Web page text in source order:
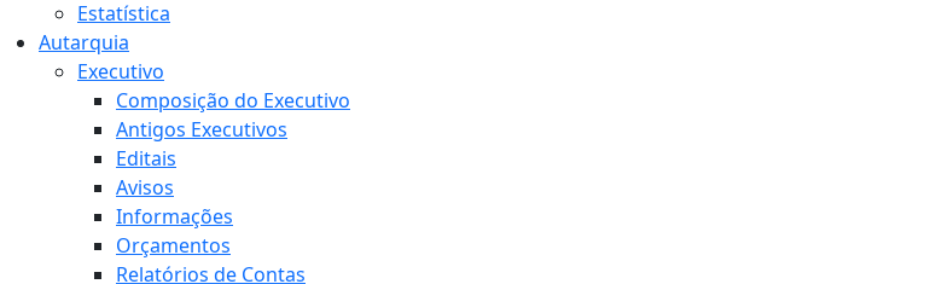
Estatística
Autarquia
Executivo
Composição do Executivo
Antigos Executivos
Editais
Avisos
Informações
Orçamentos
Relatórios de Contas